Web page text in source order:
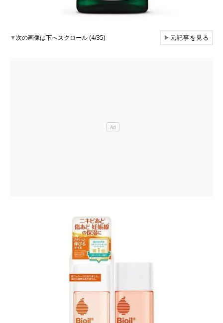
▼次の画像は下へスクロール (4/35) ▶元記事を見る